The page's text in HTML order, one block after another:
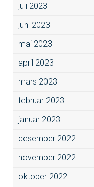
juli 2023
juni 2023
mai 2023
april 2023
mars 2023
februar 2023
januar 2023
desember 2022
november 2022
oktober 2022